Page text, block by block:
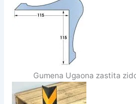
Gumena Ugaona zastita